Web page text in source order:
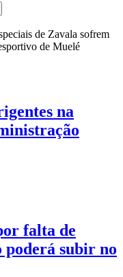
de Zavala sofrem
de Muelé
na
falta de
poderá subir no